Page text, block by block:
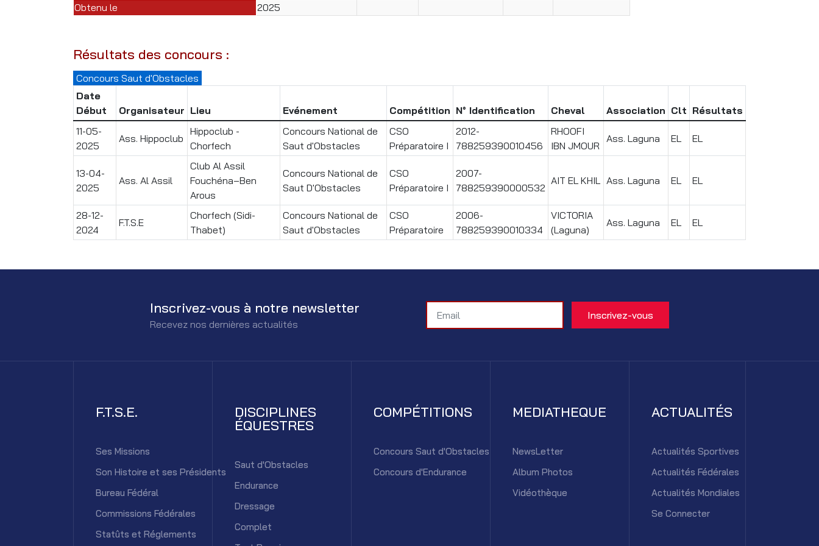
Obtenu le
2025
Résultats des concours :
Concours Saut d'Obstacles
Date
Début
Organisateur Lieu Evénement Compétition N° Identification Cheval Association Clt Résultats
11-05-
2025
Ass. Hippoclub
Hippoclub -
Chorfech
Concours National de
Saut d'Obstacles
CSO
Préparatoire I
2012-
788259390010456
RHOOFI
IBN JMOUR
Ass. Laguna EL EL
13-04-
2025
Ass. Al Assil
Club Al Assil
Fouchéna–Ben
Arous
Concours National de
Saut D'Obstacles
CSO
Préparatoire I
2007-
788259390000532
AIT EL KHIL Ass. Laguna EL EL
28-12-
2024
F.T.S.E
Chorfech (Sidi-
Thabet)
Concours National de
Saut d'Obstacles
CSO
Préparatoire
2006-
788259390010334
VICTORIA
(Laguna)
Ass. Laguna EL EL
Inscrivez-vous à notre newsletter
Recevez nos dernières actualités
F.T.S.E.
Ses Missions
Son Histoire et ses Présidents
Bureau Fédéral
Commissions Fédérales
Statûts et Réglements
DISCIPLINES
ÉQUESTRES
Saut d'Obstacles
Endurance
Dressage
Complet
COMPÉTITIONS
Concours Saut d'Obstacles
Concours d'Endurance
MEDIATHEQUE
NewsLetter
Album Photos
Vidéothèque
ACTUALITÉS
Actualités Sportives
Actualités Fédérales
Actualités Mondiales
Se Connecter